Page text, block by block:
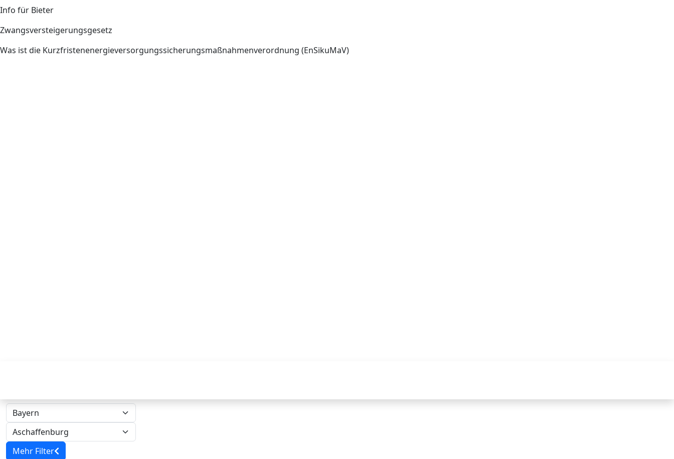
Info für Bieter
Zwangsversteigerungsgesetz
Was ist die Kurzfristenenergieversorgungssicherungsmaßnahmenverordnung (EnSikuMaV)
Mehr Filter